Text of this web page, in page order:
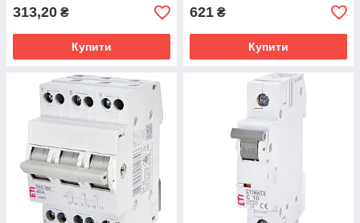
313,20 ₴
Купити
621 ₴
Купити